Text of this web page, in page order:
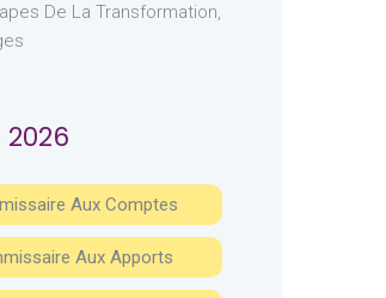
De La Transformation,
2026
Aux Comptes
Aux Apports